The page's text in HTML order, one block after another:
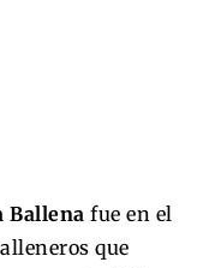
Ballena fue en el
que